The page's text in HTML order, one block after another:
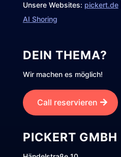
Unsere Websites: pickert.de
AI Shoring
DEIN THEMA?
Wir machen es möglich!
Call reservieren
PICKERT GMBH